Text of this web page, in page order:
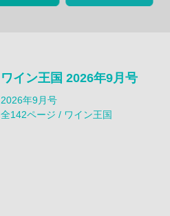
ワイン王国 2026年9月号
2026年9月号
全142ページ / ワイン王国